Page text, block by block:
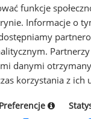
dostęp do
funkcje
Informacje o
Partnerzy
danymi
korzystania z ich
Preferencje